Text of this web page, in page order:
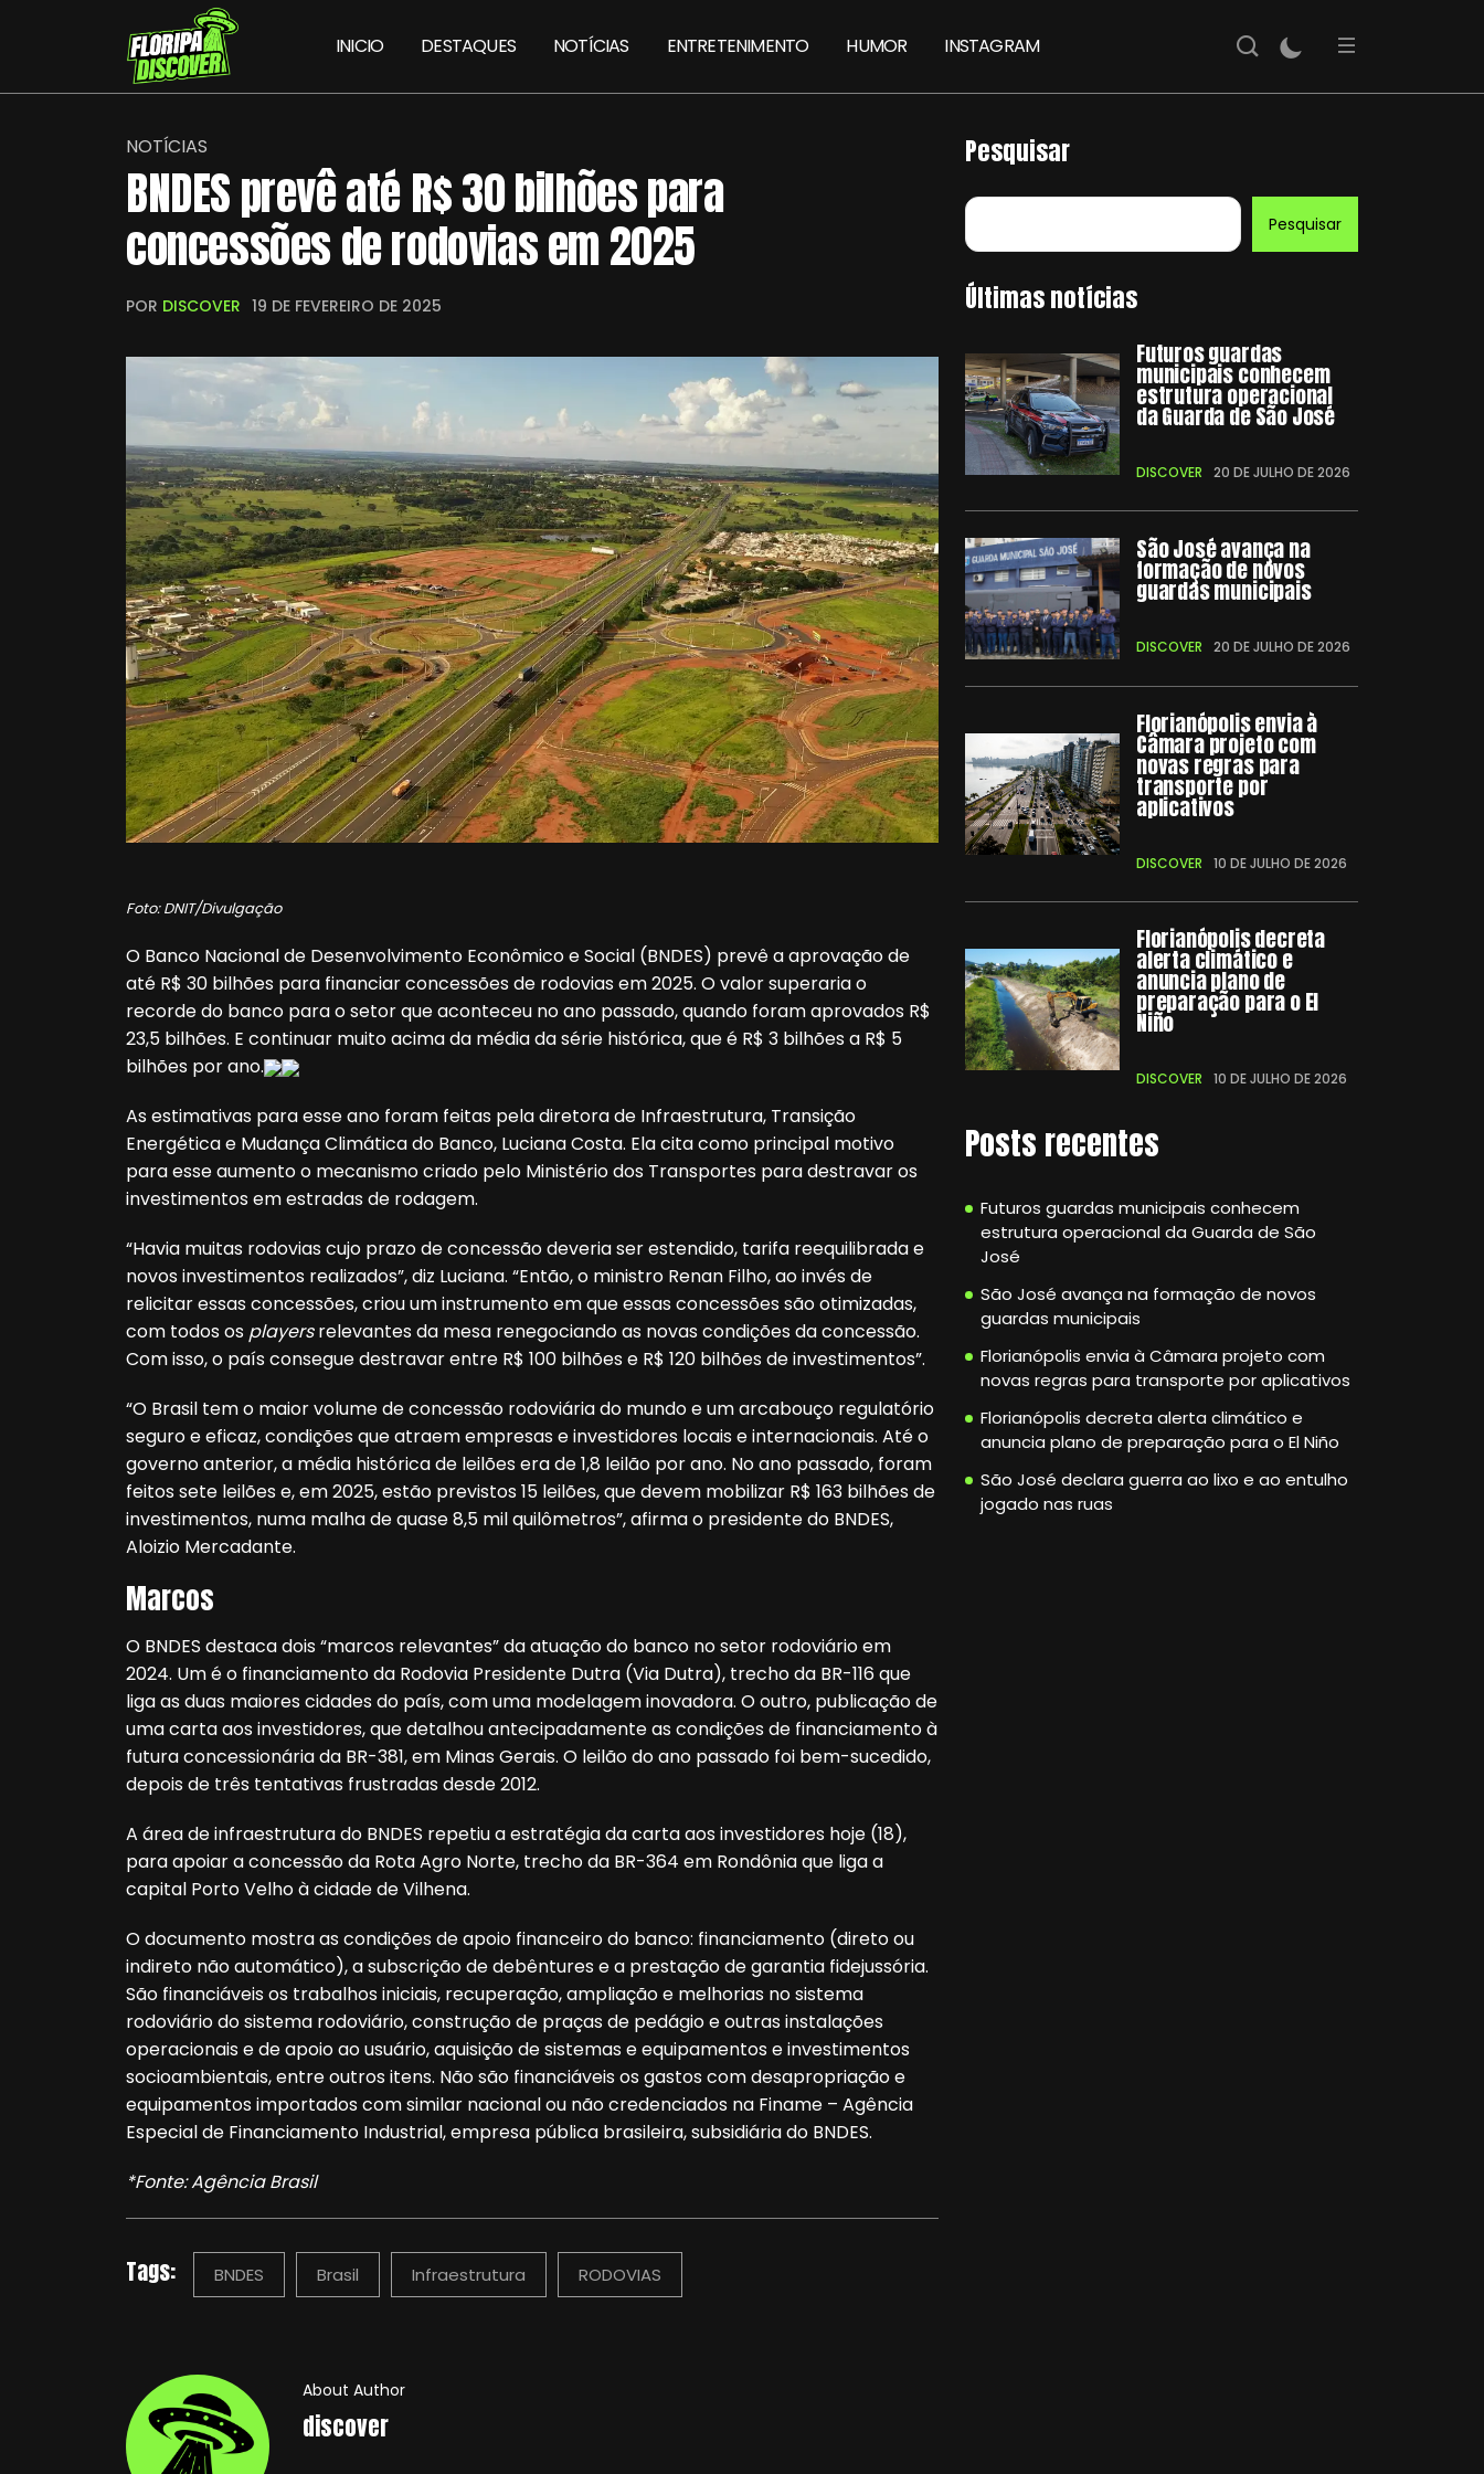
INICIO DESTAQUES NOTÍCIAS ENTRETENIMENTO HUMOR INSTAGRAM
NOTÍCIAS
BNDES prevê até R$ 30 bilhões para
concessões de rodovias em 2025
POR DISCOVER 19 DE FEVEREIRO DE 2025
Foto: DNIT/Divulgação
O Banco Nacional de Desenvolvimento Econômico e Social (BNDES) prevê a aprovação de
até R$ 30 bilhões para financiar concessões de rodovias em 2025. O valor superaria o
recorde do banco para o setor que aconteceu no ano passado, quando foram aprovados R$
23,5 bilhões. E continuar muito acima da média da série histórica, que é R$ 3 bilhões a R$ 5
bilhões por ano.
As estimativas para esse ano foram feitas pela diretora de Infraestrutura, Transição
Energética e Mudança Climática do Banco, Luciana Costa. Ela cita como principal motivo
para esse aumento o mecanismo criado pelo Ministério dos Transportes para destravar os
investimentos em estradas de rodagem.
“Havia muitas rodovias cujo prazo de concessão deveria ser estendido, tarifa reequilibrada e
novos investimentos realizados”, diz Luciana. “Então, o ministro Renan Filho, ao invés de
relicitar essas concessões, criou um instrumento em que essas concessões são otimizadas,
com todos os playersrelevantes da mesa renegociando as novas condições da concessão.
Com isso, o país consegue destravar entre R$ 100 bilhões e R$ 120 bilhões de investimentos”.
“O Brasil tem o maior volume de concessão rodoviária do mundo e um arcabouço regulatório
seguro e eficaz, condições que atraem empresas e investidores locais e internacionais. Até o
governo anterior, a média histórica de leilões era de 1,8 leilão por ano. No ano passado, foram
feitos sete leilões e, em 2025, estão previstos 15 leilões, que devem mobilizar R$ 163 bilhões de
investimentos, numa malha de quase 8,5 mil quilômetros”, afirma o presidente do BNDES,
Aloizio Mercadante.
Marcos
O BNDES destaca dois “marcos relevantes” da atuação do banco no setor rodoviário em
2024. Um é o financiamento da Rodovia Presidente Dutra (Via Dutra), trecho da BR-116 que
liga as duas maiores cidades do país, com uma modelagem inovadora. O outro, publicação de
uma carta aos investidores, que detalhou antecipadamente as condições de financiamento à
futura concessionária da BR-381, em Minas Gerais. O leilão do ano passado foi bem-sucedido,
depois de três tentativas frustradas desde 2012.
A área de infraestrutura do BNDES repetiu a estratégia da carta aos investidores hoje (18),
para apoiar a concessão da Rota Agro Norte, trecho da BR-364 em Rondônia que liga a
capital Porto Velho à cidade de Vilhena.
O documento mostra as condições de apoio financeiro do banco: financiamento (direto ou
indireto não automático), a subscrição de debêntures e a prestação de garantia fidejussória.
São financiáveis os trabalhos iniciais, recuperação, ampliação e melhorias no sistema
rodoviário do sistema rodoviário, construção de praças de pedágio e outras instalações
operacionais e de apoio ao usuário, aquisição de sistemas e equipamentos e investimentos
socioambientais, entre outros itens. Não são financiáveis os gastos com desapropriação e
equipamentos importados com similar nacional ou não credenciados na Finame – Agência
Especial de Financiamento Industrial, empresa pública brasileira, subsidiária do BNDES.
*Fonte: Agência Brasil
Tags: BNDES Brasil Infraestrutura RODOVIAS
About Author
discover
Pesquisar
Pesquisar
Últimas notícias
Futuros guardas
municipais conhecem
estrutura operacional
da Guarda de São José
DISCOVER 20 DE JULHO DE 2026
São José avança na
formação de novos
guardas municipais
DISCOVER 20 DE JULHO DE 2026
Florianópolis envia à
Câmara projeto com
novas regras para
transporte por
aplicativos
DISCOVER 10 DE JULHO DE 2026
Florianópolis decreta
alerta climático e
anuncia plano de
preparação para o El
Niño
DISCOVER 10 DE JULHO DE 2026
Posts recentes
Futuros guardas municipais conhecem
estrutura operacional da Guarda de São
José
São José avança na formação de novos
guardas municipais
Florianópolis envia à Câmara projeto com
novas regras para transporte por aplicativos
Florianópolis decreta alerta climático e
anuncia plano de preparação para o El Niño
São José declara guerra ao lixo e ao entulho
jogado nas ruas